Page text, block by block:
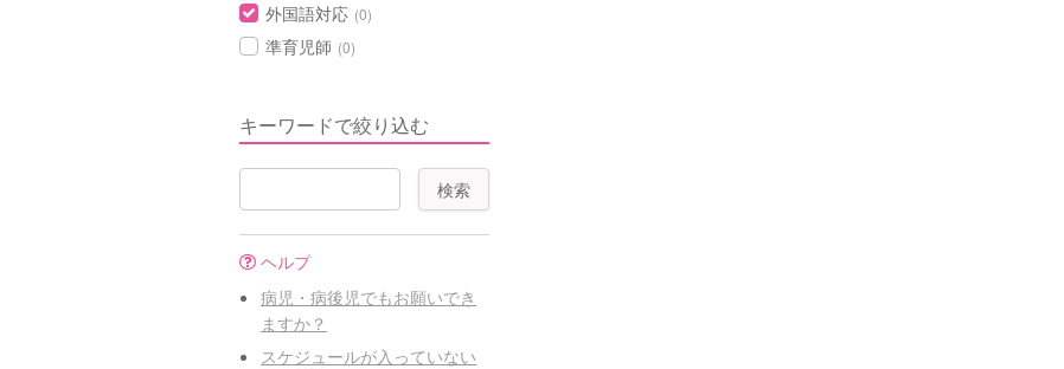
外国語対応 (0)
準育児師 (0)
キーワードで絞り込む
ヘルプ
病児・病後児でもお願いでき
ますか？
スケジュールが入っていない